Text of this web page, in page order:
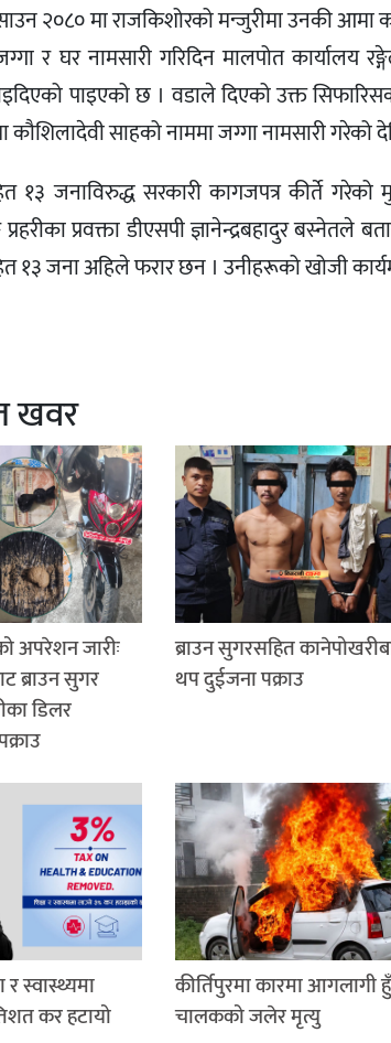
२०८० मा राजकिशोरको मन्जुरीमा उनकी आमा
र घर नामसारी गरिदिन मालपोत
पाइएको छ । वडाले दिएको उक्त
कौशिलादेवी साहको नाममा जग्गा नामसारी
१३ जनाविरुद्ध सरकारी कागजपत्र कीर्ते
प्रवक्ता डीएसपी ज्ञानेन्द्रबहादुर बस्नेतले
१३ जना अहिले फरार छन । उनीहरूको खोजी
खवर
अपरेशन जारीः
ब्राउन सुगर
डिलर
ब्राउन सुगरसहित
थप दुईजना पक्राउ
स्वास्थ्यमा
कर हटायो
कीर्तिपुरमा कारमा आगलागी
चालकको जलेर मृत्यु